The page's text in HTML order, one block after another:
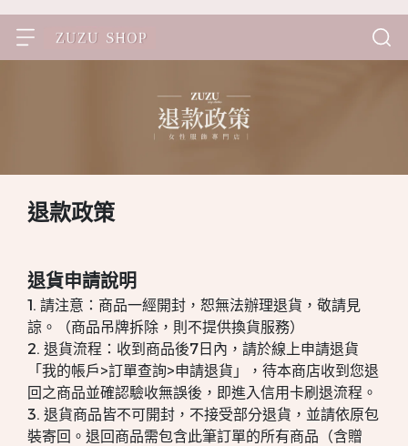
退款政策
退貨申請說明
1. 請注意：商品一經開封，恕無法辦理退貨，敬請見
諒。（商品吊牌拆除，則不提供換貨服務）
2. 退貨流程：收到商品後7日內，請於線上申請退貨
「我的帳戶>訂單查詢>申請退貨」，待本商店收到您退
回之商品並確認驗收無誤後，即進入信用卡刷退流程。
3. 退貨商品皆不可開封，不接受部分退貨，並請依原包
裝寄回。退回商品需包含此筆訂單的所有商品（含贈